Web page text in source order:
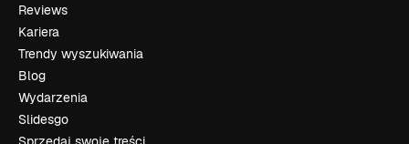
Reviews
Kariera
Trendy wyszukiwania
Blog
Wydarzenia
Slidesgo